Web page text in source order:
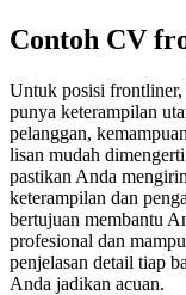
Contoh CV
Untuk posisi frontliner,
punya keterampilan
pelanggan,
lisan mudah
pastikan Anda
keterampilan dan
bertujuan membantu
profesional dan
penjelasan detail tiap
Anda jadikan acuan.